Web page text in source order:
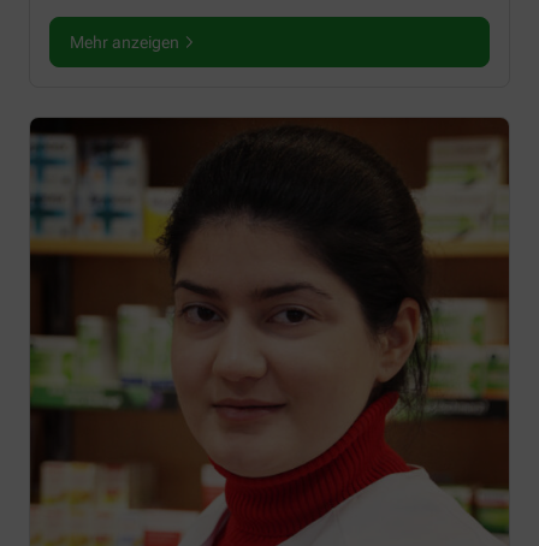
Mehr anzeigen